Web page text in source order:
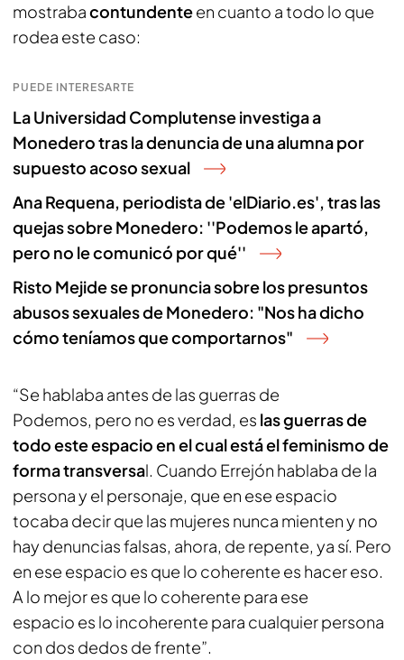
mostrabacontundenteen cuanto a todo lo que
rodea este caso:
PUEDE INTERESARTE
La Universidad Complutense investiga a
Monedero tras la denuncia de una alumna por
supuesto acoso sexual
Ana Requena, periodista de 'elDiario.es', tras las
quejas sobre Monedero: ''Podemos le apartó,
pero no le comunicó por qué''
Risto Mejide se pronuncia sobre los presuntos
abusos sexuales de Monedero: "Nos ha dicho
cómo teníamos que comportarnos"
“Se hablaba antes de las guerras de
Podemos, pero no es verdad, es las guerras de
todo este espacio en el cual está el feminismo de
forma transversal. Cuando Errejón hablaba de la
persona y el personaje, que en ese espacio
tocaba decir que las mujeres nunca mienten y no
hay denuncias falsas, ahora, de repente, ya sí. Pero
en ese espacio es que lo coherente es hacer eso.
A lo mejor es que lo coherente para ese
espacio es lo incoherente para cualquier persona
con dos dedos de frente”.